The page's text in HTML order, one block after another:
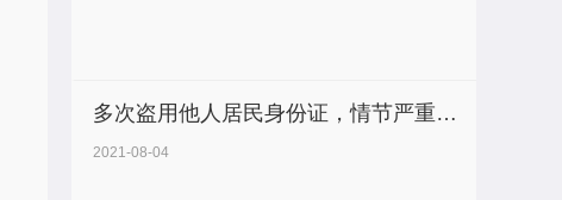
多次盗用他人居民身份证，情节严重，构成盗用身份证件罪
2021-08-04